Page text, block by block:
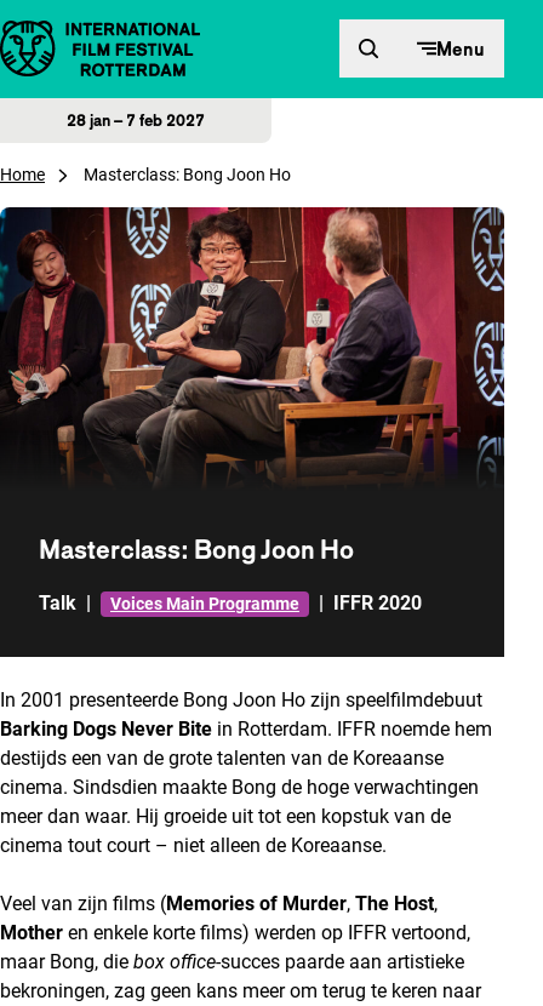
Direct naar inhoud Menu
28 jan – 7 feb 2027
Home Masterclass: Bong Joon Ho
Masterclass: Bong Joon Ho
Talk | Voices Main Programme | IFFR 2020
In 2001 presenteerde Bong Joon Ho zijn speelfilmdebuut
Barking Dogs Never Bite in Rotterdam. IFFR noemde hem
destijds een van de grote talenten van de Koreaanse
cinema. Sindsdien maakte Bong de hoge verwachtingen
meer dan waar. Hij groeide uit tot een kopstuk van de
cinema tout court – niet alleen de Koreaanse.
Veel van zijn films (Memories of Murder, The Host,
Mother en enkele korte films) werden op IFFR vertoond,
maar Bong, die box office-succes paarde aan artistieke
bekroningen, zag geen kans meer om terug te keren naar